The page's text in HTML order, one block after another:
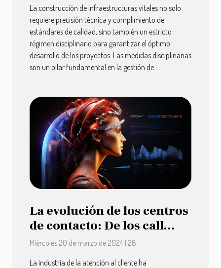
La construcción de infraestructuras vitales no solo
requiere precisión técnica y cumplimiento de
estándares de calidad, sino también un estricto
régimen disciplinario para garantizar el óptimo
desarrollo de los proyectos. Las medidas disciplinarias
son un pilar fundamental en la gestión de...
La evolución de los centros
de contacto: De los call
centers a las soluciones
CCaaS en la nube
Miércoles 20 de marzo de 2024 1:28
La industria de la atención al cliente ha